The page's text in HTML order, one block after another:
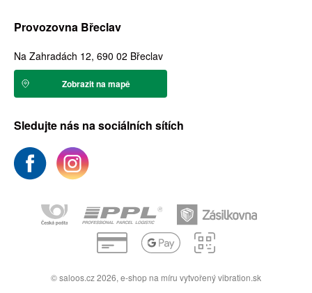
Provozovna Břeclav
Na Zahradách 12, 690 02 Břeclav
Zobrazit na mapě
Sledujte nás na sociálních sítích
© saloos.cz 2026, e-shop na míru vytvořenývibration.sk